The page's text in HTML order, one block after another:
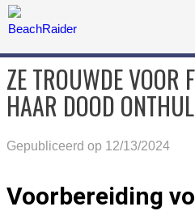
ZE TROUWDE VOOR
HAAR DOOD
Gepubliceerd op 12/13/2024
Voorbereiding